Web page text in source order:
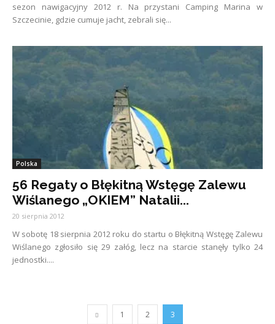
sezon nawigacyjny 2012 r. Na przystani Camping Marina w
Szczecinie, gdzie cumuje jacht, zebrali się...
Polska
56 Regaty o Błękitną Wstęgę Zalewu
Wiślanego „OKIEM” Natalii...
20 sierpnia 2012
W sobotę 18 sierpnia 2012 roku do startu o Błękitną Wstęgę Zalewu
Wiślanego zgłosiło się 29 załóg, lecz na starcie stanęły tylko 24
jednostki....
1 2 3